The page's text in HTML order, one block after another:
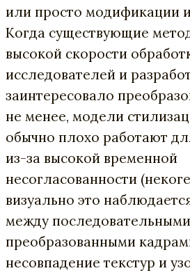
или просто модификации
Когда существующие
высокой скорости
исследователей и
заинтересовало
не менее, модели
обычно плохо работают
из-за высокой временной
несогласованности
визуально это
между последовательными
преобразованными
несовпадение текстур и